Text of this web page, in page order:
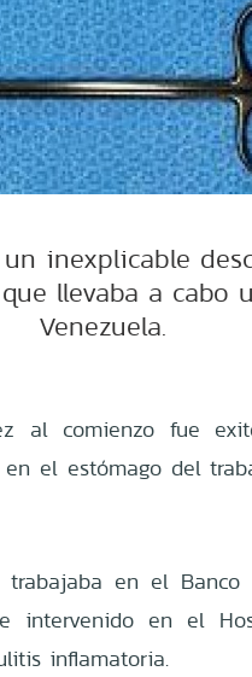
inexplicable
llevaba a cabo
Venezuela.
al comienzo fue
el estómago del
en el Banco
intervenido en el
inflamatoria.